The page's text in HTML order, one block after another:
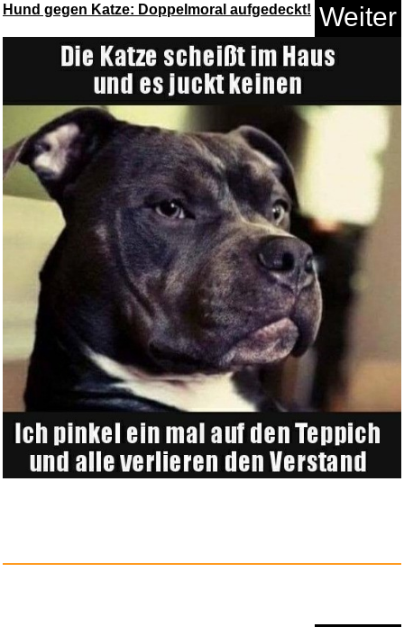
Anzeige
STRAY KIDS THE 2ND ALBUM -
NOE...
Anzeige
Hund gegen Katze: Doppelmoral aufgedeckt! Weiter